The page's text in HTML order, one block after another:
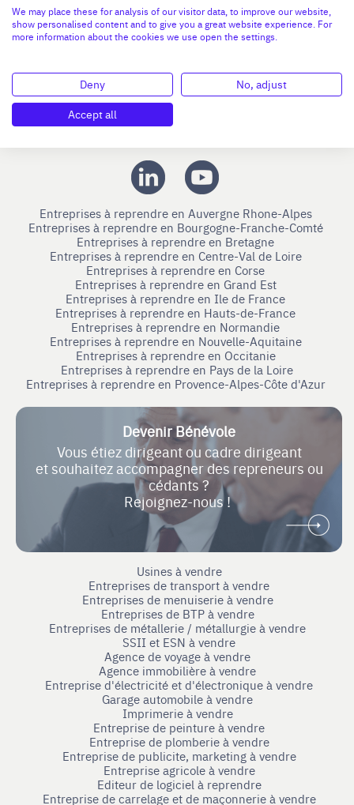
Blog
Nous contacter
Mentions légales
Connexion
Entreprises à reprendre en Auvergne Rhone-Alpes
Entreprises à reprendre en Bourgogne-Franche-Comté
Entreprises à reprendre en Bretagne
Entreprises à reprendre en Centre-Val de Loire
Entreprises à reprendre en Corse
Entreprises à reprendre en Grand Est
Entreprises à reprendre en Ile de France
Entreprises à reprendre en Hauts-de-France
Entreprises à reprendre en Normandie
Entreprises à reprendre en Nouvelle-Aquitaine
Entreprises à reprendre en Occitanie
Entreprises à reprendre en Pays de la Loire
Entreprises à reprendre en Provence-Alpes-Côte d'Azur
Devenir Bénévole
Vous étiez dirigeant ou cadre dirigeant
et souhaitez accompagner des repreneurs ou
cédants ?
Rejoignez-nous !
Usines à vendre
Entreprises de transport à vendre
Entreprises de menuiserie à vendre
Entreprises de BTP à vendre
Entreprises de métallerie / métallurgie à vendre
SSII et ESN à vendre
Agence de voyage à vendre
Agence immobilière à vendre
Entreprise d'électricité et d'électronique à vendre
Garage automobile à vendre
Imprimerie à vendre
Entreprise de peinture à vendre
Entreprise de plomberie à vendre
Entreprise de publicite, marketing à vendre
Entreprise agricole à vendre
Editeur de logiciel à reprendre
Entreprise de carrelage et de maçonnerie à vendre
We may place these for analysis of our visitor data, to improve our website,
show personalised content and to give you a great website experience. For
more information about the cookies we use open the settings.
Deny
No, adjust
Accept all